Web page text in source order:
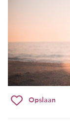
Opslaan